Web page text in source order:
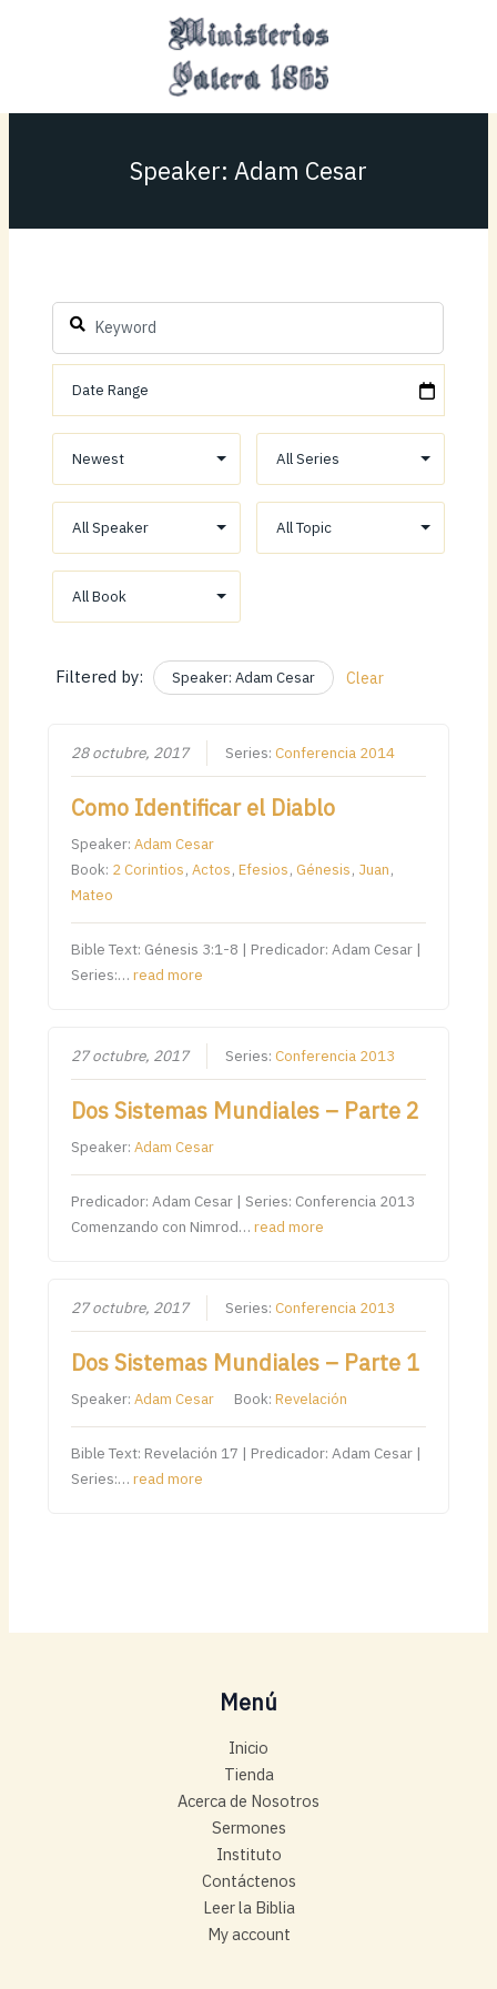
Speaker: Adam Cesar
Filtered by: Speaker: Adam Cesar Clear
28 octubre, 2017 Series:Conferencia 2014
Como Identificar el Diablo
Speaker:Adam Cesar
Book: 2 Corintios,Actos,Efesios,Génesis, Juan,
Mateo
Bible Text: Génesis 3:1-8 | Predicador: Adam Cesar |
Series:…read more
27 octubre, 2017 Series:Conferencia 2013
Dos Sistemas Mundiales – Parte 2
Speaker:Adam Cesar
Predicador: Adam Cesar | Series: Conferencia 2013
Comenzando con Nimrod…read more
27 octubre, 2017 Series:Conferencia 2013
Dos Sistemas Mundiales – Parte 1
Speaker:Adam Cesar Book:Revelación
Bible Text: Revelación 17 | Predicador: Adam Cesar |
Series:…read more
Menú
Inicio
Tienda
Acerca de Nosotros
Sermones
Instituto
Contáctenos
Leer la Biblia
My account